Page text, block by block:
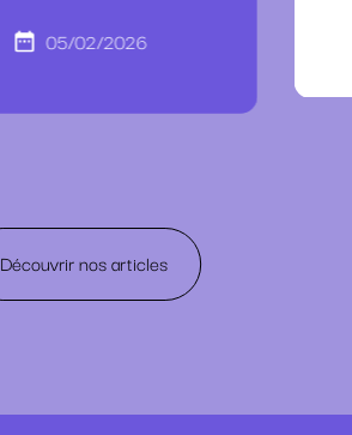
05/02/2026
Découvrir nos articles